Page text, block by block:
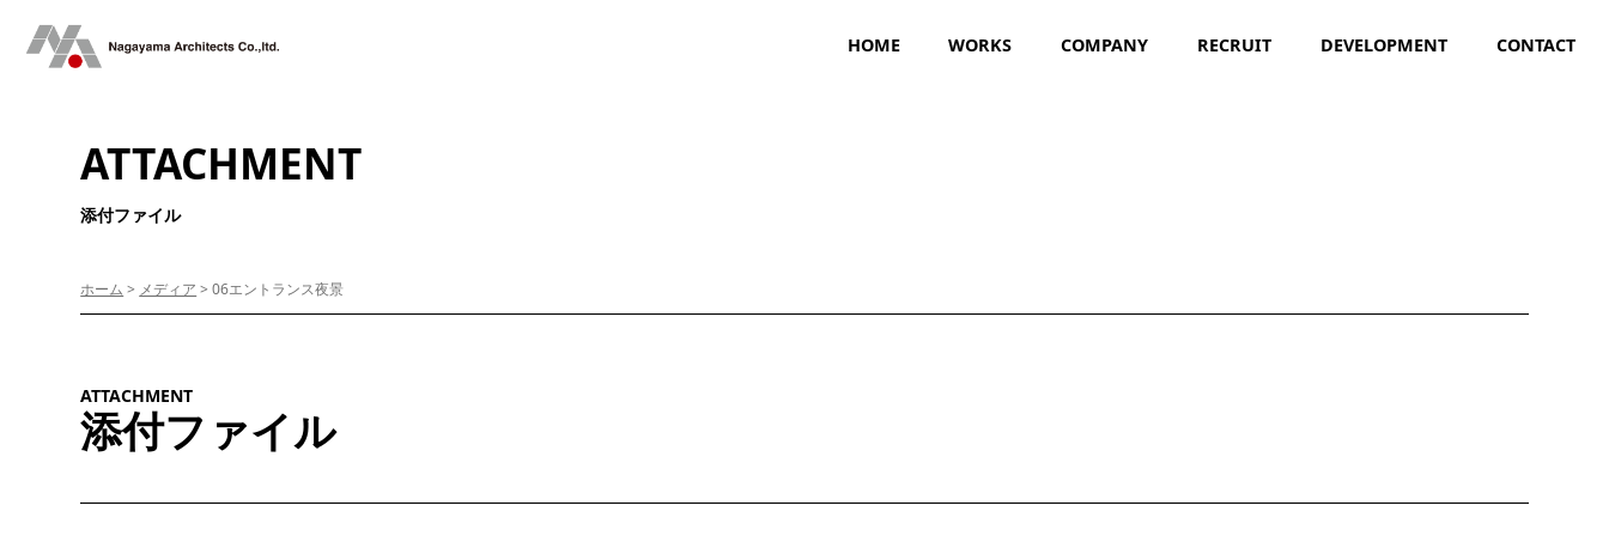
HOME WORKS COMPANY RECRUIT DEVELOPMENT CONTACT
ATTACHMENT
添付ファイル
ホーム > メディア >06エントランス夜景
ATTACHMENT
添付ファイル